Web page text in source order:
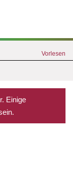
Vorlesen
Einige